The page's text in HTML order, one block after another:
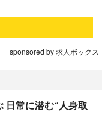
sponsored by 求人ボックス
日常に潜む“人身取